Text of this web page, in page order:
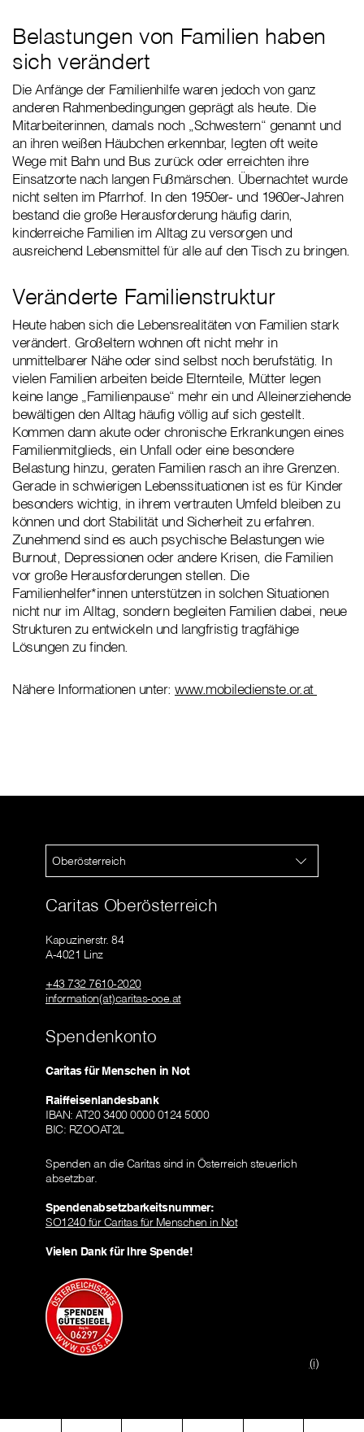
Belastungen von Familien haben
sich verändert
Die Anfänge der Familienhilfe waren jedoch von ganz
anderen Rahmenbedingungen geprägt als heute. Die
Mitarbeiterinnen, damals noch „Schwestern“ genannt und
an ihren weißen Häubchen erkennbar, legten oft weite
Wege mit Bahn und Bus zurück oder erreichten ihre
Einsatzorte nach langen Fußmärschen. Übernachtet wurde
nicht selten im Pfarrhof. In den 1950er- und 1960er-Jahren
bestand die große Herausforderung häufig darin,
kinderreiche Familien im Alltag zu versorgen und
ausreichend Lebensmittel für alle auf den Tisch zu bringen.
Veränderte Familienstruktur
Heute haben sich die Lebensrealitäten von Familien stark
verändert. Großeltern wohnen oft nicht mehr in
unmittelbarer Nähe oder sind selbst noch berufstätig. In
vielen Familien arbeiten beide Elternteile, Mütter legen
keine lange „Familienpause“ mehr ein und Alleinerziehende
bewältigen den Alltag häufig völlig auf sich gestellt.
Kommen dann akute oder chronische Erkrankungen eines
Familienmitglieds, ein Unfall oder eine besondere
Belastung hinzu, geraten Familien rasch an ihre Grenzen.
Gerade in schwierigen Lebenssituationen ist es für Kinder
besonders wichtig, in ihrem vertrauten Umfeld bleiben zu
können und dort Stabilität und Sicherheit zu erfahren.
Zunehmend sind es auch psychische Belastungen wie
Burnout, Depressionen oder andere Krisen, die Familien
vor große Herausforderungen stellen. Die
Familienhelfer*innen unterstützen in solchen Situationen
nicht nur im Alltag, sondern begleiten Familien dabei, neue
Strukturen zu entwickeln und langfristig tragfähige
Lösungen zu finden.
Nähere Informationen unter: www.mobiledienste.or.at
Oberösterreich
Caritas Oberösterreich
Kapuzinerstr. 84
A-4021 Linz
+43 732 7610-2020
information(at)caritas-ooe.at
Spendenkonto
Caritas für Menschen in Not
Raiffeisenlandesbank
IBAN: AT20 3400 0000 0124 5000
BIC: RZOOAT2L
Spenden an die Caritas sind in Österreich steuerlich
absetzbar.
Spendenabsetzbarkeitsnummer:
SO1240 für Caritas für Menschen in Not
Vielen Dank für Ihre Spende!
(i)